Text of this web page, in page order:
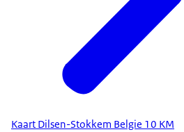
Kaart Dilsen-Stokkem Belgie 10 KM